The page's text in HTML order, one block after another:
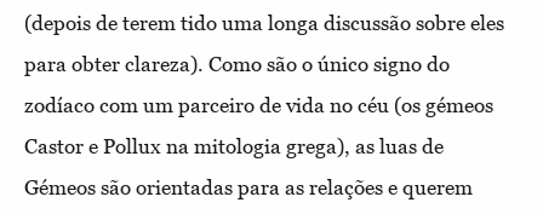
(depois de terem tido uma longa discussão sobre eles
para obter clareza). Como são o único signo do
zodíaco com um parceiro de vida no céu (os gémeos
Castor e Pollux na mitologia grega), as luas de
Gémeos são orientadas para as relações e querem